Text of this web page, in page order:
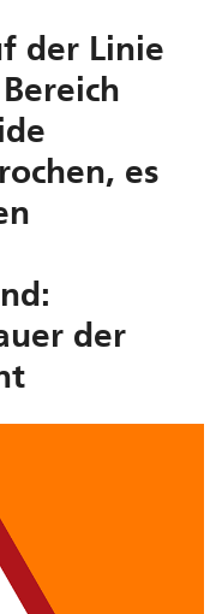
der Linie
es
der